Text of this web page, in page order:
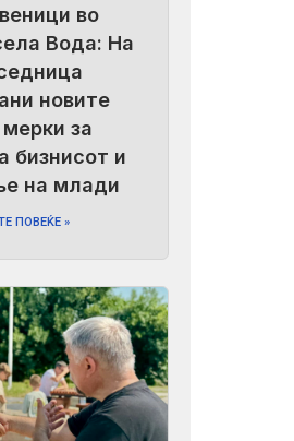
во
Вода: На
новите
за
бизнисот и
на млади
ПОВЕЌЕ »